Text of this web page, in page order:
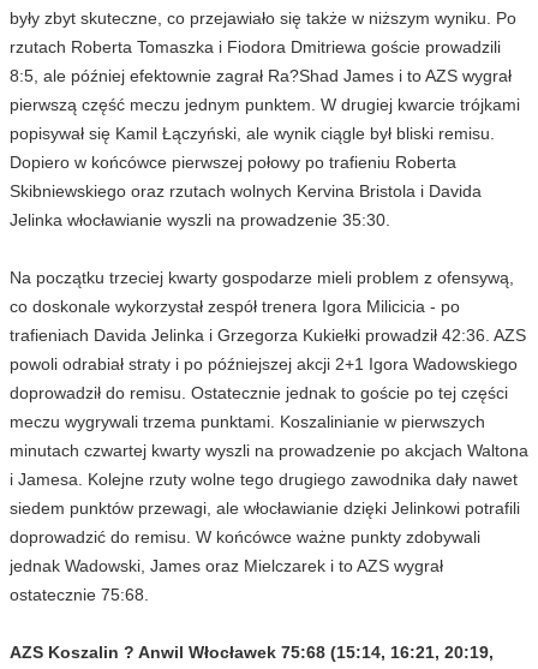
były zbyt skuteczne, co przejawiało się także w niższym wyniku. Po
rzutach Roberta Tomaszka i Fiodora Dmitriewa goście prowadzili
8:5, ale później efektownie zagrał Ra?Shad James i to AZS wygrał
pierwszą część meczu jednym punktem. W drugiej kwarcie trójkami
popisywał się Kamil Łączyński, ale wynik ciągle był bliski remisu.
Dopiero w końcówce pierwszej połowy po trafieniu Roberta
Skibniewskiego oraz rzutach wolnych Kervina Bristola i Davida
Jelinka włocławianie wyszli na prowadzenie 35:30.
Na początku trzeciej kwarty gospodarze mieli problem z ofensywą,
co doskonale wykorzystał zespół trenera Igora Milicicia - po
trafieniach Davida Jelinka i Grzegorza Kukiełki prowadził 42:36. AZS
powoli odrabiał straty i po późniejszej akcji 2+1 Igora Wadowskiego
doprowadził do remisu. Ostatecznie jednak to goście po tej części
meczu wygrywali trzema punktami. Koszalinianie w pierwszych
minutach czwartej kwarty wyszli na prowadzenie po akcjach Waltona
i Jamesa. Kolejne rzuty wolne tego drugiego zawodnika dały nawet
siedem punktów przewagi, ale włocławianie dzięki Jelinkowi potrafili
doprowadzić do remisu. W końcówce ważne punkty zdobywali
jednak Wadowski, James oraz Mielczarek i to AZS wygrał
ostatecznie 75:68.
AZS Koszalin ? Anwil Włocławek 75:68 (15:14, 16:21, 20:19,